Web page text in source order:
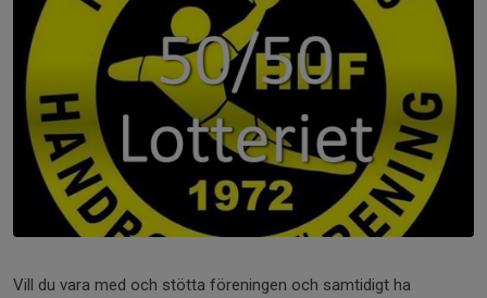
Vill du vara med och stötta föreningen och samtidigt ha